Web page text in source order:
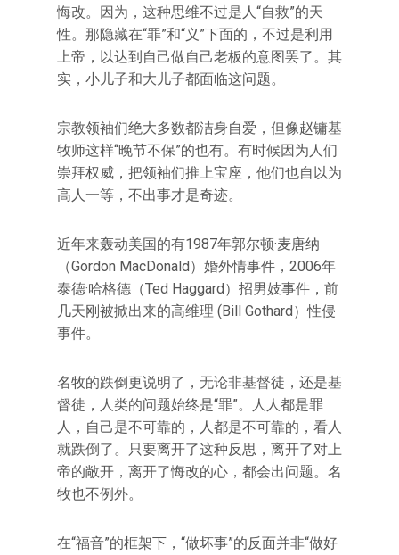
悔改。因为，这种思维不过是人“自救”的天
性。那隐藏在“罪”和“义”下面的，不过是利用
上帝，以达到自己做自己老板的意图罢了。其
实，小儿子和大儿子都面临这问题。
宗教领袖们绝大多数都洁身自爱，但像赵镛基
牧师这样“晚节不保”的也有。有时候因为人们
崇拜权威，把领袖们推上宝座，他们也自以为
高人一等，不出事才是奇迹。
近年来轰动美国的有1987年郭尔顿·麦唐纳
（Gordon MacDonald）婚外情事件，2006年
泰德·哈格德（Ted Haggard）招男妓事件，前
几天刚被掀出来的高维理 (Bill Gothard）性侵
事件。
名牧的跌倒更说明了，无论非基督徒，还是基
督徒，人类的问题始终是“罪”。人人都是罪
人，自己是不可靠的，人都是不可靠的，看人
就跌倒了。只要离开了这种反思，离开了对上
帝的敞开，离开了悔改的心，都会出问题。名
牧也不例外。
在“福音”的框架下，“做坏事”的反面并非“做好